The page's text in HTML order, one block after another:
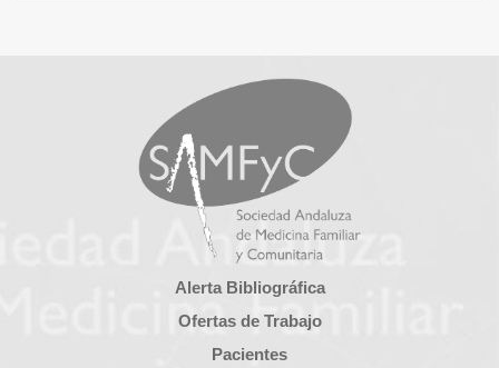
Alerta Bibliográfica
Ofertas de Trabajo
Pacientes